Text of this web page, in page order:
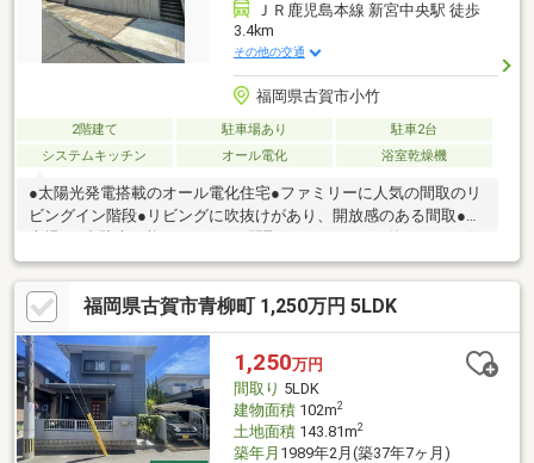
ＪＲ鹿児島本線 新宮中央駅 徒歩
3.4km
その他の交通
福岡県古賀市小竹
2階建て 駐車場あり
駐車2台
システムキッチン
オール電化 浴室乾燥機
●太陽光発電搭載のオール電化住宅●ファミリーに人気の間取のリ
ビングイン階段●リビングに吹抜けがあり、開放感のある間取●駐
宅です
福岡県古賀市青柳町 1,250万円 5LDK
1,250万円
間取り 5LDK
建物面積102m2
土地面積143.81m2
築年月 1989年2月(築37年7ヶ月)